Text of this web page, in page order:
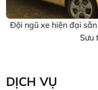
Đội ngũ xe hiện đại
Sưu
DỊCH VỤ